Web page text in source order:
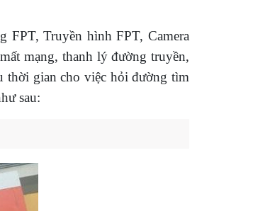
FPT, Truyền hình FPT, Camera
mạng, thanh lý đường truyền,
thời gian cho việc hỏi đường tìm
sau: